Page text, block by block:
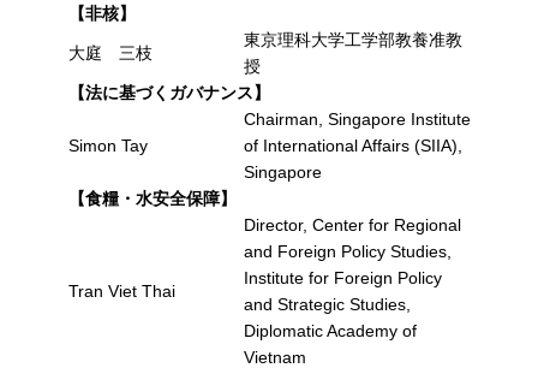
【非核】
大庭 三枝
東京理科大学工学部教養准教
授
【法に基づくガバナンス】
Simon Tay
Chairman, Singapore Institute
of International Affairs (SIIA),
Singapore
【食糧・水安全保障】
Tran Viet Thai
Director, Center for Regional
and Foreign Policy Studies,
Institute for Foreign Policy
and Strategic Studies,
Diplomatic Academy of
Vietnam